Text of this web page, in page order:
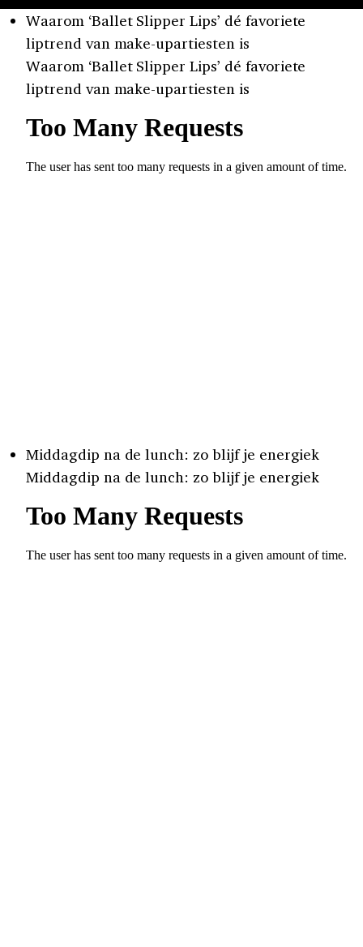
Waarom ‘Ballet Slipper Lips’ dé favoriete
liptrend van make-upartiesten is
Waarom ‘Ballet Slipper Lips’ dé favoriete
liptrend van make-upartiesten is
Middagdip na de lunch: zo blijf je energiek
Middagdip na de lunch: zo blijf je energiek